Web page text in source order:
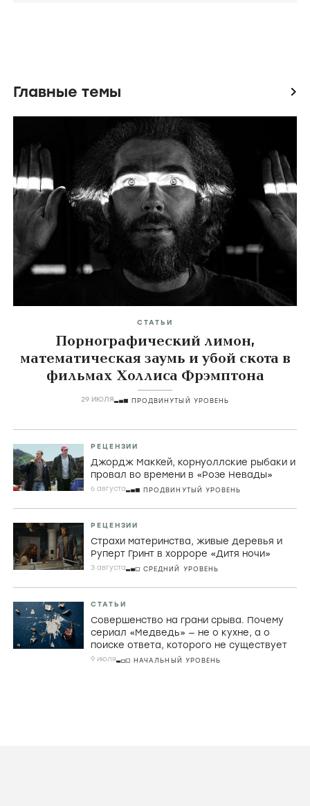
Главные темы icon
СТАТЬИ
Порнографический лимон,
математическая заумь и убой скота в
фильмах Холлиса Фрэмптона
29 ИЮЛЯ ПРОДВИНУТЫЙ УРОВЕНЬ
РЕЦЕНЗИИ
Джордж МакКей, корнуоллские рыбаки и
провал во времени в «Розе Невады»
6 августа ПРОДВИНУТЫЙ УРОВЕНЬ
РЕЦЕНЗИИ
Страхи материнства, живые деревья и
Руперт Гринт в хорроре «Дитя ночи»
3 августа СРЕДНИЙ УРОВЕНЬ
СТАТЬИ
Совершенство на грани срыва. Почему
сериал «Медведь» — не о кухне, а о
поиске ответа, которого не существует
9 июля НАЧАЛЬНЫЙ УРОВЕНЬ